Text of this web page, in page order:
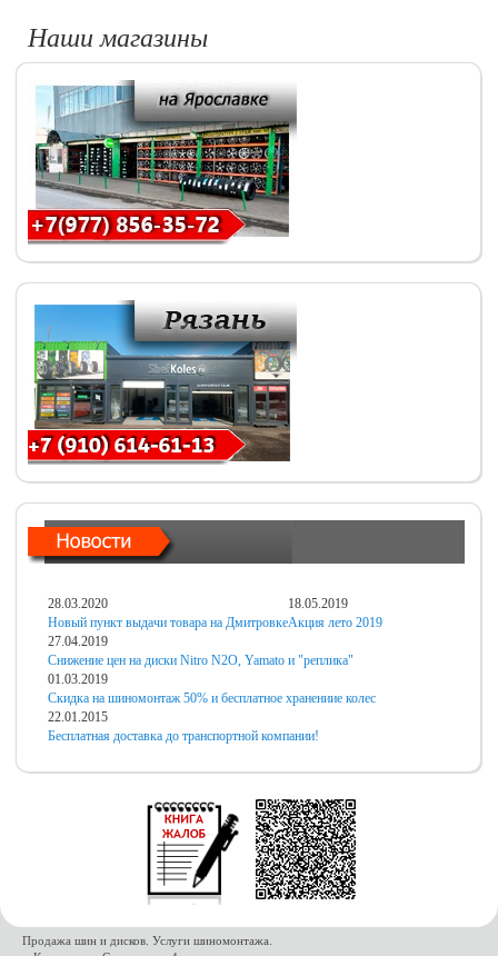
Наши магазины
28.03.2020
Новый пункт выдачи товара на Дмитровке
18.05.2019
Акция лето 2019
27.04.2019
Снижение цен на диски Nitro N2O, Yamato и "реплика"
01.03.2019
Скидка на шиномонтаж 50% и бесплатное хранениие колес
22.01.2015
Бесплатная доставка до транспортной компании!
Продажа шин и дисков. Услуги шиномонтажа.